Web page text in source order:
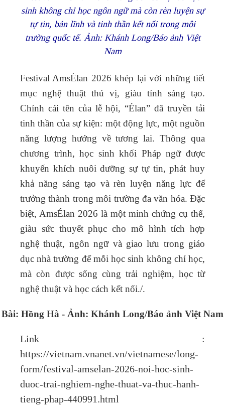
sinh không chỉ học ngôn ngữ mà còn rèn luyện sự
tự tin, bản lĩnh và tinh thần kết nối trong môi
trường quốc tế. Ảnh: Khánh Long/Báo ảnh Việt
Nam
Festival AmsÉlan 2026 khép lại với những tiết
mục nghệ thuật thú vị, giàu tính sáng tạo.
Chính cái tên của lễ hội, “Élan” đã truyền tải
tinh thần của sự kiện: một động lực, một nguồn
năng lượng hướng về tương lai. Thông qua
chương trình, học sinh khối Pháp ngữ được
khuyến khích nuôi dưỡng sự tự tin, phát huy
khả năng sáng tạo và rèn luyện năng lực để
trưởng thành trong môi trường đa văn hóa. Đặc
biệt, AmsÉlan 2026 là một minh chứng cụ thể,
giàu sức thuyết phục cho mô hình tích hợp
nghệ thuật, ngôn ngữ và giao lưu trong giáo
dục nhà trường để mỗi học sinh không chỉ học,
mà còn được sống cùng trải nghiệm, học từ
nghệ thuật và học cách kết nối./.
Bài: Hồng Hà - Ảnh: Khánh Long/Báo ảnh Việt Nam
Link :
https://vietnam.vnanet.vn/vietnamese/long-
form/festival-amselan-2026-noi-hoc-sinh-
duoc-trai-nghiem-nghe-thuat-va-thuc-hanh-
tieng-phap-440991.html